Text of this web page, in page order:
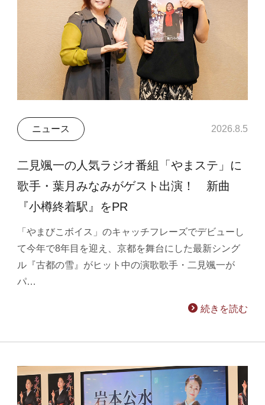
ニュース 2026.8.5
二見颯一の人気ラジオ番組「やまステ」に
歌手・葉月みなみがゲスト出演！ 新曲
『小樽終着駅』をPR
「やまびこボイス」のキャッチフレーズでデビューし
て今年で8年目を迎え、京都を舞台にした最新シング
ル『古都の雪』がヒット中の演歌歌手・二見颯一が
パ…
続きを読む